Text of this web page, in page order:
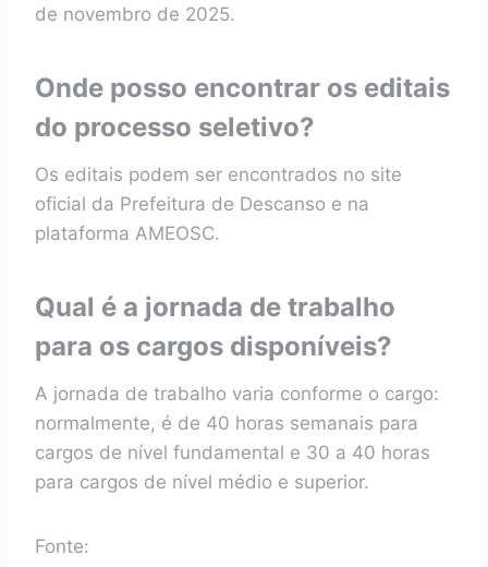
de novembro de 2025.
Onde posso encontrar os editais
do processo seletivo?
Os editais podem ser encontrados no site
oficial da Prefeitura de Descanso e na
plataforma AMEOSC.
Qual é a jornada de trabalho
para os cargos disponíveis?
A jornada de trabalho varia conforme o cargo:
normalmente, é de 40 horas semanais para
cargos de nível fundamental e 30 a 40 horas
para cargos de nível médio e superior.
Fonte: